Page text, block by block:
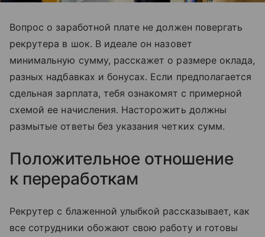
Вопрос о заработной плате не должен повергать
рекрутера в шок. В идеале он назовет
минимальную сумму, расскажет о размере оклада,
разных надбавках и бонусах. Если предполагается
сдельная зарплата, тебя ознакомят с примерной
схемой ее начисления. Насторожить должны
размытые ответы без указания четких сумм.
Положительное отношение
к переработкам
Рекрутер с блаженной улыбкой рассказывает, как
все сотрудники обожают свою работу и готовы